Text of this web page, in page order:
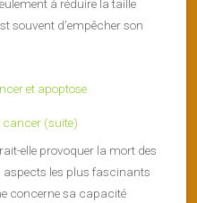
à réduire la taille
souvent d’empêcher son
cancer (suite)
elle provoquer la mort des
aspects les plus fascinants
concerne sa capacité